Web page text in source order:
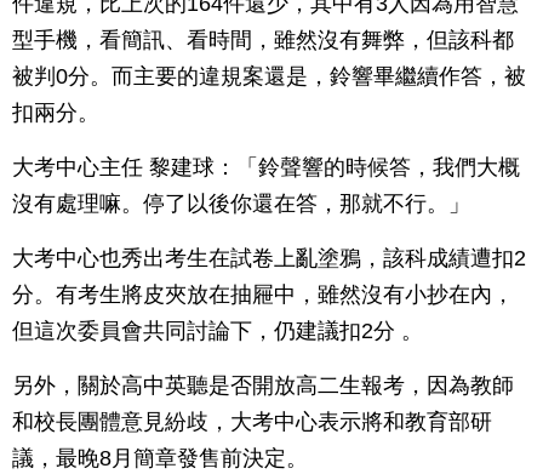
型手機，看簡訊、看時間，雖然沒有舞弊，但該科都
被判0分。而主要的違規案還是，鈴響畢繼續作答，被
扣兩分。
大考中心主任 黎建球：「鈴聲響的時候答，我們大概
沒有處理嘛。停了以後你還在答，那就不行。」
大考中心也秀出考生在試卷上亂塗鴉，該科成績遭扣2
分。有考生將皮夾放在抽屜中，雖然沒有小抄在內，
但這次委員會共同討論下，仍建議扣2分 。
另外，關於高中英聽是否開放高二生報考，因為教師
和校長團體意見紛歧，大考中心表示將和教育部研
議，最晚8月簡章發售前決定。